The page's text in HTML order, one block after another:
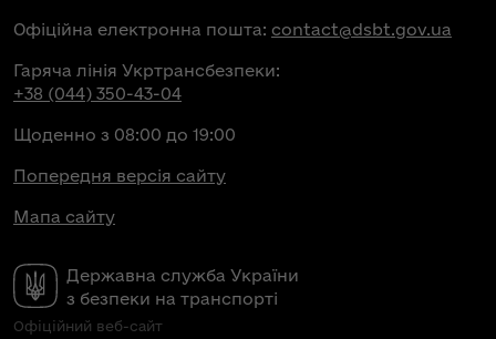
Державна служба України
з безпеки на транспорті
Офіційний веб-сайт
Офіційна електронна пошта: contact@dsbt.gov.ua
Гаряча лінія Укртрансбезпеки:
+38 (044) 350-43-04
Щоденно з 08:00 до 19:00
Попередня версія сайту
Мапа сайту